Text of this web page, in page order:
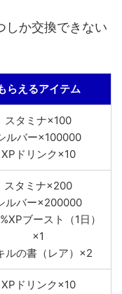
しか交換できない
らえるアイテム
スタミナ×100
ルバー×100000
XPドリンク×10
スタミナ×200
ルバー×200000
ブースト（1日）
×1
ルの書（レア）×2
XPドリンク×10